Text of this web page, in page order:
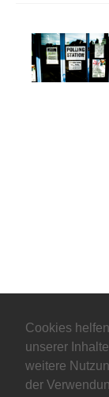
Cookies
unserer
weitere
der